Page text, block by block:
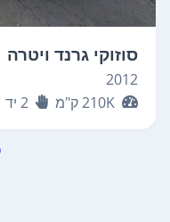
סוזוקי גרנד ויטרה
2012
210Kק"מ 2 יד